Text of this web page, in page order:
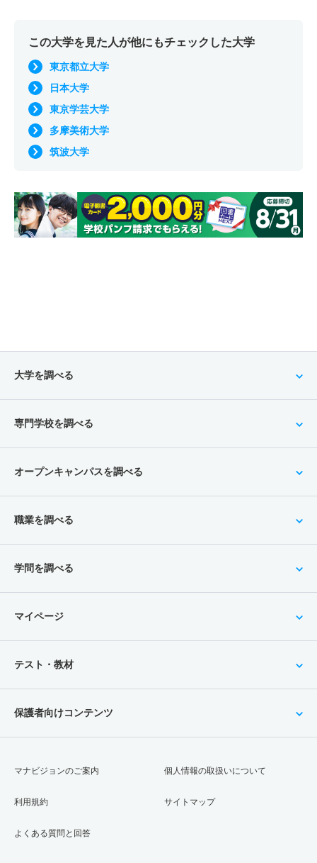
この大学を見た人が他にもチェックした大学
東京都立大学
日本大学
東京学芸大学
多摩美術大学
筑波大学
大学を調べる
専門学校を調べる
オープンキャンパスを調べる
職業を調べる
学問を調べる
マイページ
テスト・教材
保護者向けコンテンツ
マナビジョンのご案内
利用規約
よくある質問と回答
個人情報の取扱いについて
サイトマップ